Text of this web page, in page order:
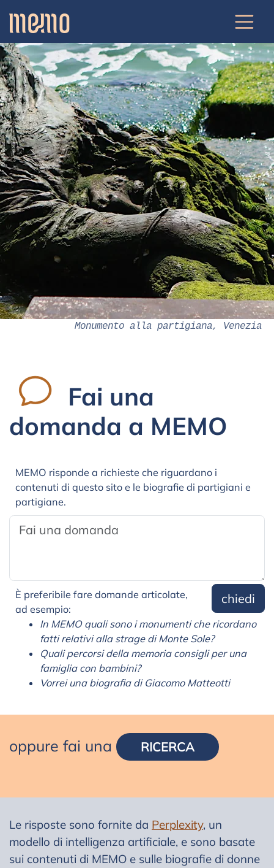
Monumento alla partigiana, Venezia
Fai una
domanda a MEMO
MEMO risponde a richieste che riguardano i
contenuti di questo sito e le biografie di partigiani e
partigiane.
chiedi
È preferibile fare domande articolate,
ad esempio:
In MEMO quali sono i monumenti che ricordano
fatti relativi alla strage di Monte Sole?
Quali percorsi della memoria consigli per una
famiglia con bambini?
Vorrei una biografia di Giacomo Matteotti
oppure fai una RICERCA
Le risposte sono fornite da Perplexity, un
modello di intelligenza artificiale, e sono basate
sui contenuti di MEMO e sulle biografie di donne